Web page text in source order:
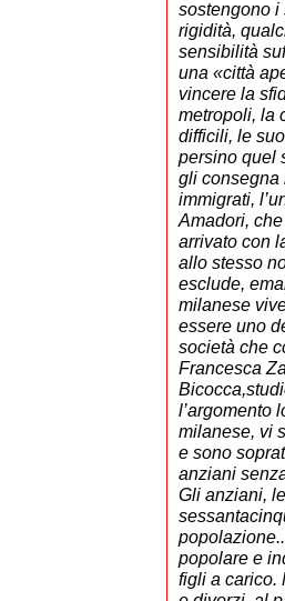
sostengono i
rigidità,
sensibilità
una «città
vincere la
metropoli, la
difficili, le
persino quel
gli consegna
immigrati,
Amadori,
arrivato con
allo stesso
esclude,
milanese
essere uno
società che
Francesca
l’argomento
milanese, vi
e sono
anziani
Gli anziani,
popolare e
figli a carico.